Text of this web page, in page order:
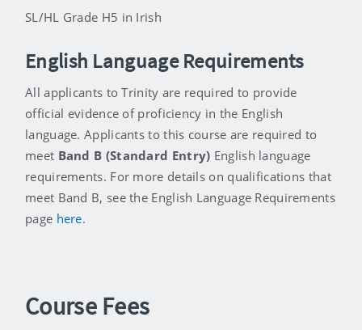
SL/HL Grade H5 in Irish
English Language Requirements
All applicants to Trinity are required to provide
official evidence of proficiency in the English
language. Applicants to this course are required to
meet Band B (Standard Entry) English language
requirements. For more details on qualifications that
meet Band B, see the English Language Requirements
page here.
Course Fees